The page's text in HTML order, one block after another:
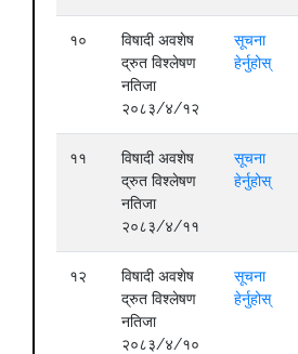
१०
विषादी अवशेष
द्रुत विश्लेषण
नतिजा
२०८३/४/१२
सूचना
हेर्नुहोस्
११
विषादी अवशेष
द्रुत विश्लेषण
नतिजा
२०८३/४/११
सूचना
हेर्नुहोस्
१२
विषादी अवशेष
द्रुत विश्लेषण
नतिजा
२०८३/४/१०
सूचना
हेर्नुहोस्